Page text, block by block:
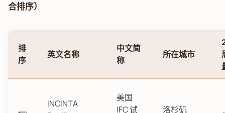
合排序）
排
序
英文名称
中文简
称
所在城市
INCINTA
美国
IFC 试
洛杉矶